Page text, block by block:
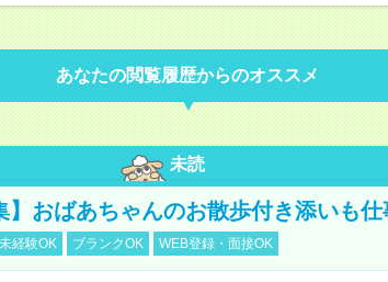
あなたの閲覧履歴からのオススメ
未読
】おばあちゃんのお散歩付き添いも
経験OK ブランクOK WEB登録・面接OK